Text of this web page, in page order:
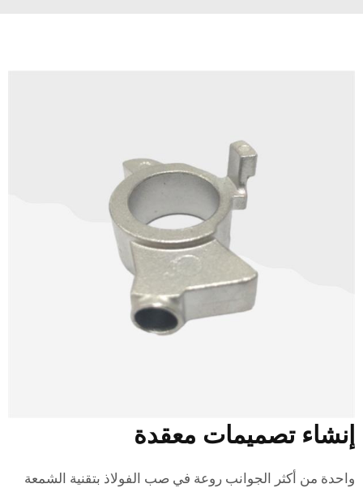
تصميمات معقدة
من أكثر الجوانب روعة في صب الفولاذ بتقنية الشمعة